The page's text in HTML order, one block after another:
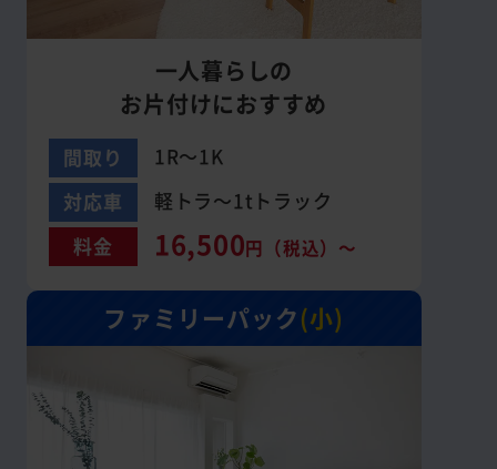
一人暮らしの
お片付けにおすすめ
間取り
1R～1K
対応車
軽トラ～1tトラック
料金
16,500円（税込）～
ファミリーパック(小)